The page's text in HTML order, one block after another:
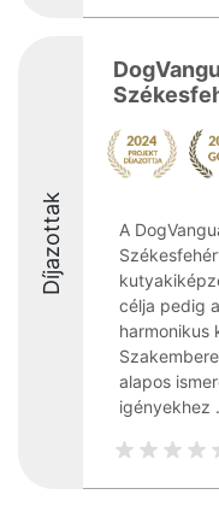
Díjazottak
A
célja pedig
harmonikus
alapos
igényekhez